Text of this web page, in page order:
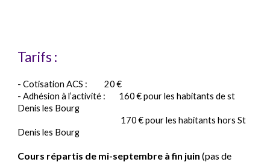
Tarifs :
- Cotisation ACS : 20€
-Adhésion à l’activité : 160 € pour les habitants de st
Denis les Bourg
170 € pour les habitants hors St
Denis les Bourg
Cours répartis de mi-septembre à fin juin(pas de